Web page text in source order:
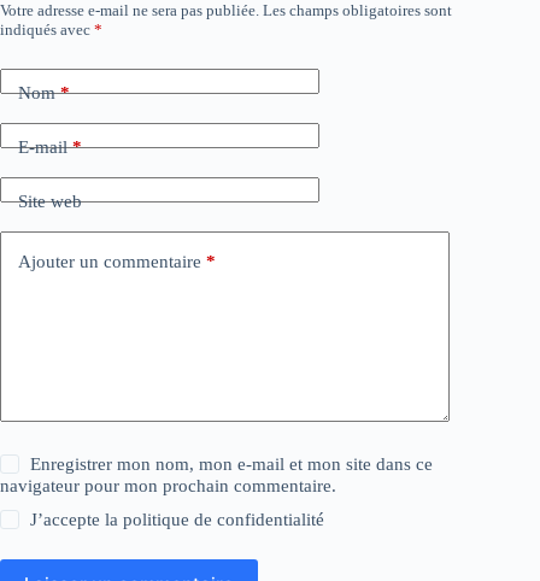
Votre adresse e-mail ne sera pas publiée. Les champs obligatoires sont
indiqués avec *
Nom*
E-mail*
Site web
Ajouter un commentaire *
Enregistrer mon nom, mon e-mail et mon site dans ce
navigateur pour mon prochain commentaire.
J’accepte lapolitique de confidentialité